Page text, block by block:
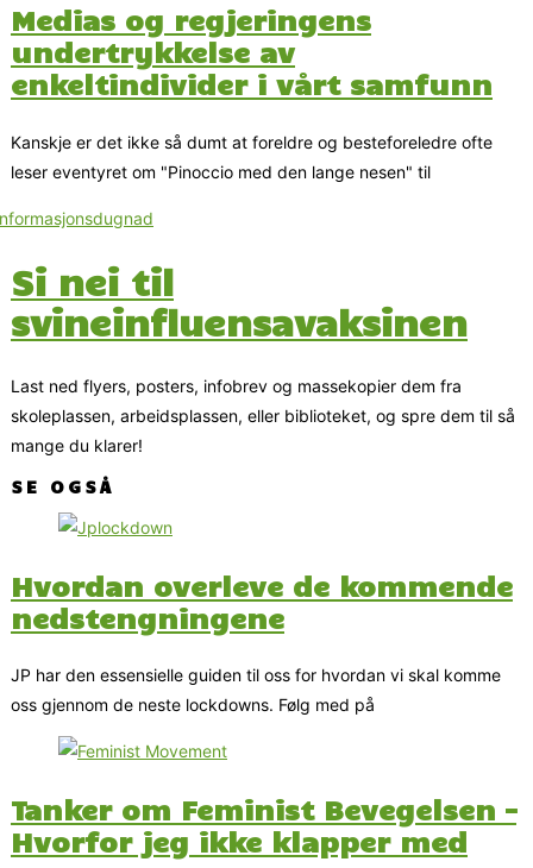
Medias og regjeringens
undertrykkelse av
enkeltindivider i vårt samfunn
Kanskje er det ikke så dumt at foreldre og besteforeledre ofte
leser eventyret om "Pinoccio med den lange nesen" til
Si nei til
svineinfluensavaksinen
Last ned flyers, posters, infobrev og massekopier dem fra
skoleplassen, arbeidsplassen, eller biblioteket, og spre dem til så
mange du klarer!
SE OGSÅ
Hvordan overleve de kommende
nedstengningene
JP har den essensielle guiden til oss for hvordan vi skal komme
oss gjennom de neste lockdowns. Følg med på
Tanker om Feminist Bevegelsen –
Hvorfor jeg ikke klapper med